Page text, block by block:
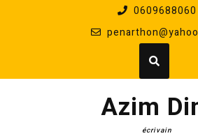
0609688060
Azim
écrivain